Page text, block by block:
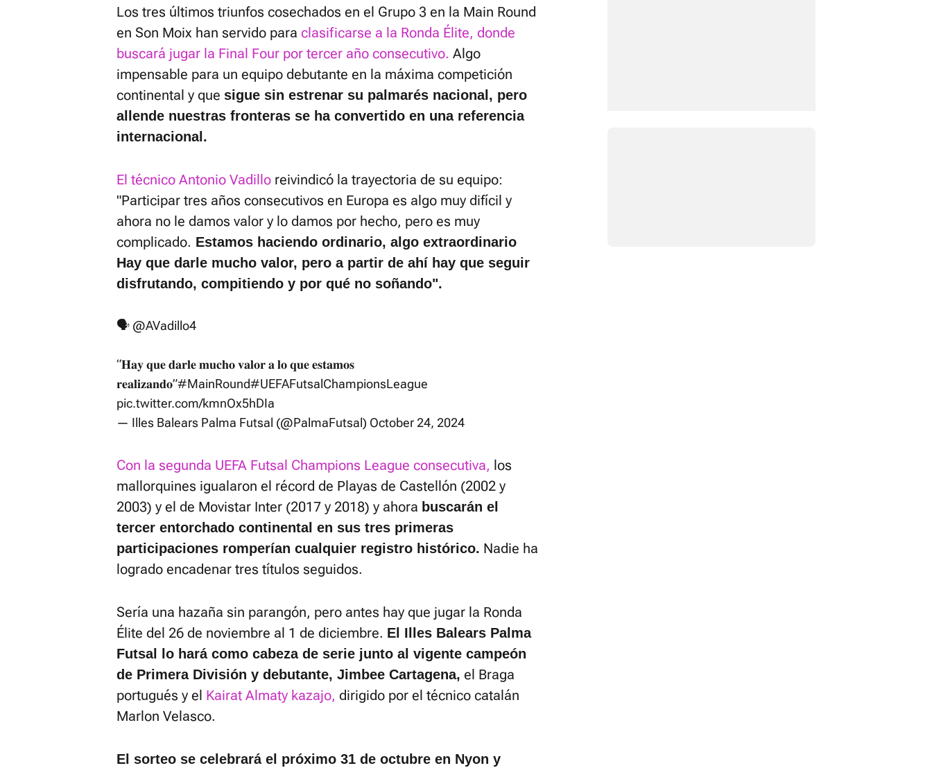
Los tres últimos triunfos cosechados en el Grupo 3 en la Main Round
en Son Moix han servido para clasificarse a la Ronda Élite, donde
buscará jugar la Final Four por tercer año consecutivo. Algo
impensable para un equipo debutante en la máxima competición
continental y que sigue sin estrenar su palmarés nacional, pero
allende nuestras fronteras se ha convertido en una referencia
internacional.
El técnico Antonio Vadillo reivindicó la trayectoria de su equipo:
"Participar tres años consecutivos en Europa es algo muy difícil y
ahora no le damos valor y lo damos por hecho, pero es muy
complicado. Estamos haciendo ordinario, algo extraordinario
Hay que darle mucho valor, pero a partir de ahí hay que seguir
disfrutando, compitiendo y por qué no soñando".
🗣️ @AVadillo4
“𝐇𝐚𝐲 𝐪𝐮𝐞 𝐝𝐚𝐫𝐥𝐞 𝐦𝐮𝐜𝐡𝐨 𝐯𝐚𝐥𝐨𝐫 𝐚 𝐥𝐨 𝐪𝐮𝐞 𝐞𝐬𝐭𝐚𝐦𝐨𝐬
𝐫𝐞𝐚𝐥𝐢𝐳𝐚𝐧𝐝𝐨”#MainRound#UEFAFutsalChampionsLeague
pic.twitter.com/kmnOx5hDIa
— Illes Balears Palma Futsal (@PalmaFutsal) October 24, 2024
Con la segunda UEFA Futsal Champions League consecutiva, los
mallorquines igualaron el récord de Playas de Castellón (2002 y
2003) y el de Movistar Inter (2017 y 2018) y ahora buscarán el
tercer entorchado continental en sus tres primeras
participaciones romperían cualquier registro histórico. Nadie ha
logrado encadenar tres títulos seguidos.
Sería una hazaña sin parangón, pero antes hay que jugar la Ronda
Élite del 26 de noviembre al 1 de diciembre. El Illes Balears Palma
Futsal lo hará como cabeza de serie junto al vigente campeón
de Primera División y debutante, Jimbee Cartagena, el Braga
portugués y el Kairat Almaty kazajo, dirigido por el técnico catalán
Marlon Velasco.
El sorteo se celebrará el próximo 31 de octubre en Nyon y